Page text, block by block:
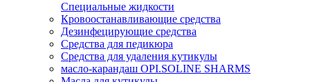
Специальные жидкости
Кровоостанавливающие средства
Дезинфецирующие средства
Средства для педикюра
Средства для удаления кутикулы
масло-карандаш OPI.SOLINE SHARMS